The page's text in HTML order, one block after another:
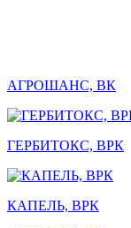
АГРОШАНС, ВК
ГЕРБИТОКС, ВРК
КАПЕЛЬ, ВРК